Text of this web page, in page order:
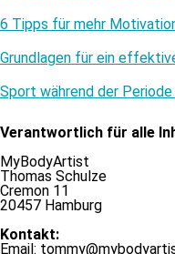
6 Tipps für mehr
Grundlagen für ein
Sport während der
Verantwortlich für alle
MyBodyArtist
Thomas Schulze
Cremon 11
20457 Hamburg
Kontakt:
Email: